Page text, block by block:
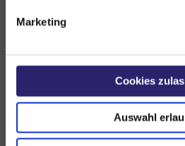
Marketing
Cookies
Auswahl
PDF Bestellformular